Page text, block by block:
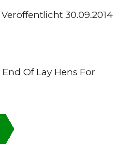
Veröffentlicht 30.09.2014
Of Lay Hens For